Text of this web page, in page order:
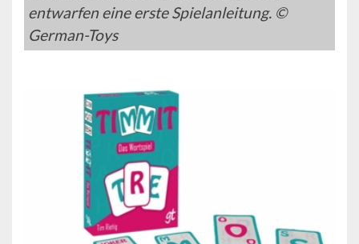
entwarfen eine erste Spielanleitung. ©
German-Toys